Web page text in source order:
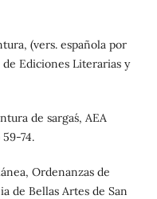
(vers. española por
Ediciones Literarias y
de sargas´, AEA
74.
Ordenanzas de
de Bellas Artes de San